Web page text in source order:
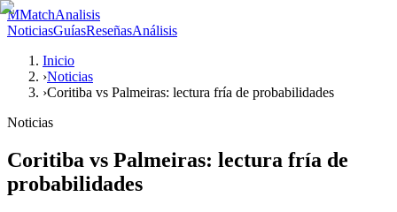
MMatchAnalisis
NoticiasGuíasReseñasAnálisis
Inicio
›Noticias
›Coritiba vs Palmeiras: lectura fría de probabilidades
Noticias
Coritiba vs Palmeiras: lectura fría de
probabilidades